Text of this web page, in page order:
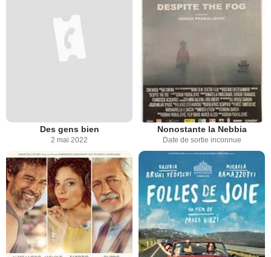
Des gens bien
2 mai 2022
Nonostante la Nebbia
Date de sortie inconnue